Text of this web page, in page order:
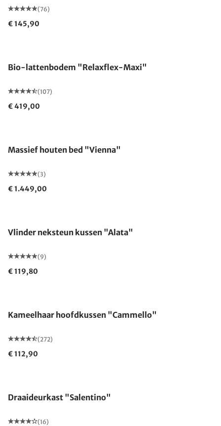
(76)
€ 145,90
Bio-lattenbodem "Relaxflex-Maxi"
(107)
€ 419,00
Massief houten bed "Vienna"
(3)
€ 1.449,00
Vlinder neksteun kussen "Alata"
(9)
€ 119,80
Kameelhaar hoofdkussen "Cammello"
(272)
€ 112,90
Draaideurkast "Salentino"
(16)